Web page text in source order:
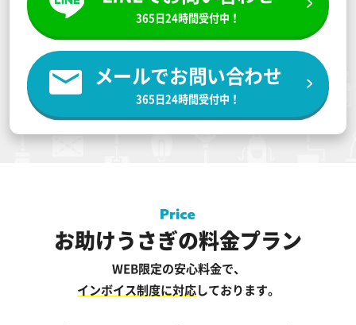
365日24時間受付中！
メールでお問い合わせ
365日24時間受付中！
お助けうさぎの料金プラン
WEB限定の安心料金で、
インボイス制度に対応しております。